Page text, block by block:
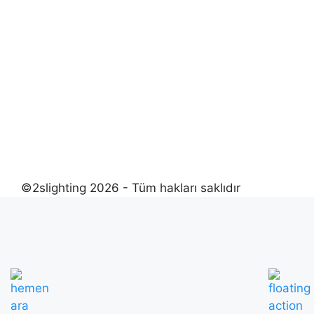
©2slighting 2026 - Tüm hakları saklıdır